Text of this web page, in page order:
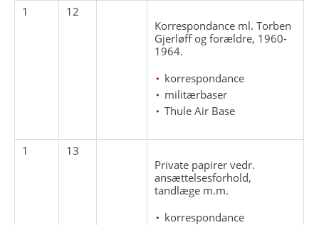
1
12
Korrespondance ml. Torben
Gjerløff og forældre, 1960-
1964.
korrespondance
militærbaser
Thule Air Base
1
13
Private papirer vedr.
ansættelsesforhold,
tandlæge m.m.
korrespondance